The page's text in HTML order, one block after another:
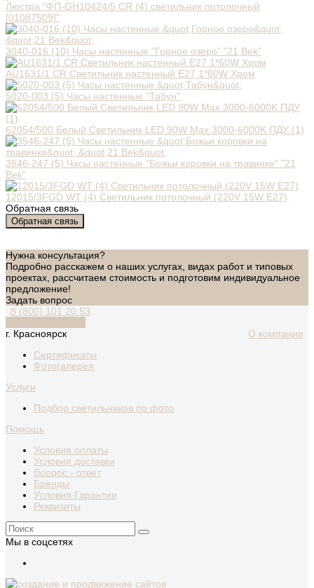
Люстра "ФП-GH10424/5 CR (4) светильник потолочный
[01087509]"
3040-016 (10) Часы настенные "Горное озеро" "21 Bek"
AU1631/1 CR Светильник настенный E27 1*60W Хром
5020-003 (5) Часы настенные "Табун"
62054/500 Белый Светильник LED 90W Max 3000-6000K ПДУ (1)
3546-247 (5) Часы настенные "Божьи коровки на травинке" "21
Bek"
12015/3FGD WT (4) Светильник потолочный (220V 15W E27)
Обратная связь
Обратная связь
Нужна консультация?
Подробно расскажем о наших услугах, видах работ и типовых
проектах, рассчитаем стоимость и подготовим индивидуальное
предложение!
Задать вопрос
8 (800) 101 20 53
г. Красноярск
О компании
Сертификаты
Фотогалерея
Услуги
Подбор светильников по фото
Помощь
Условия оплаты
Условия доставки
Вопрос - ответ
Бренды
Условия Гарантии
Реквизиты
Мы в соцсетях